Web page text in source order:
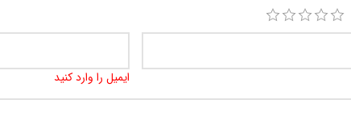
ایمیل را وارد کنید